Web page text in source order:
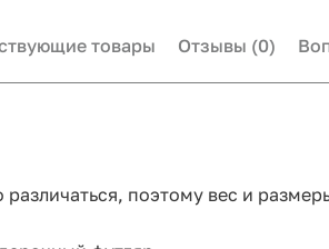
товары Отзывы (0)
поэтому вес и